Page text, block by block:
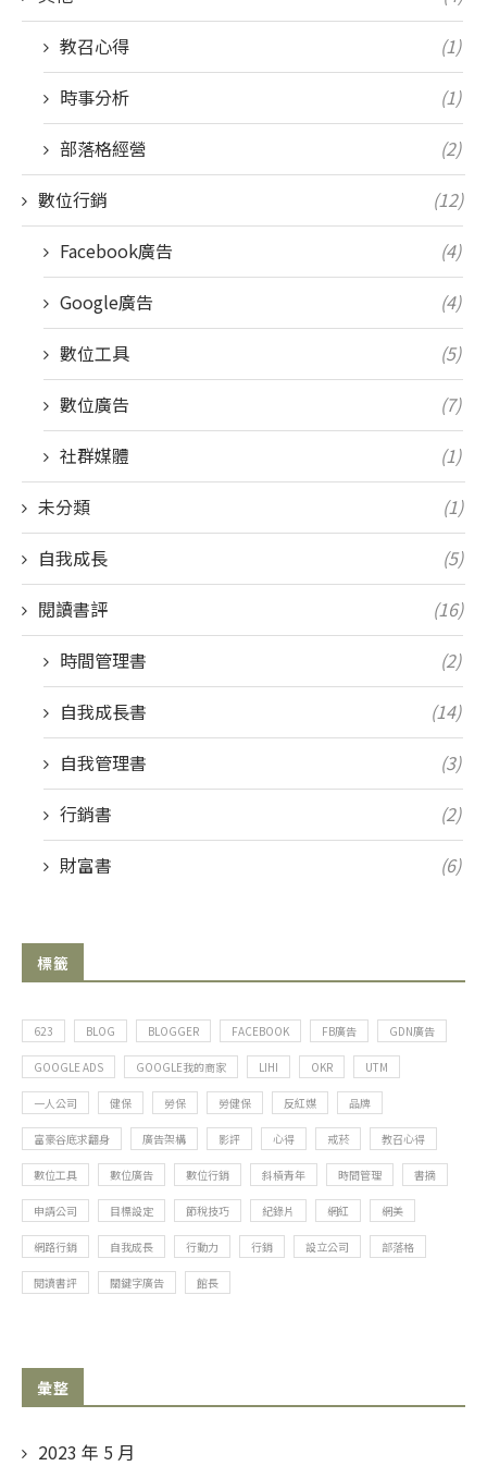
教召心得
(1)
時事分析
(1)
部落格經營
(2)
數位行銷
(12)
Facebook廣告
(4)
Google廣告
(4)
數位工具
(5)
數位廣告
(7)
社群媒體
(1)
未分類
(1)
自我成長
(5)
閱讀書評
(16)
時間管理書
(2)
自我成長書
(14)
自我管理書
(3)
行銷書
(2)
財富書
(6)
標籤
623 BLOG BLOGGER FACEBOOK FB廣告 GDN廣告
GOOGLE ADS GOOGLE我的商家 LIHI OKR UTM
一人公司 健保 勞保 勞健保 反紅媒 品牌
富豪谷底求翻身 廣告架構 影評 心得 戒菸 教召心得
數位工具 數位廣告 數位行銷 斜槓青年 時間管理 書摘
申請公司 目標設定 節稅技巧 紀錄片 網紅 網美
網路行銷 自我成長 行動力 行銷 設立公司 部落格
閱讀書評 關鍵字廣告 館長
彙整
2023 年 5 月